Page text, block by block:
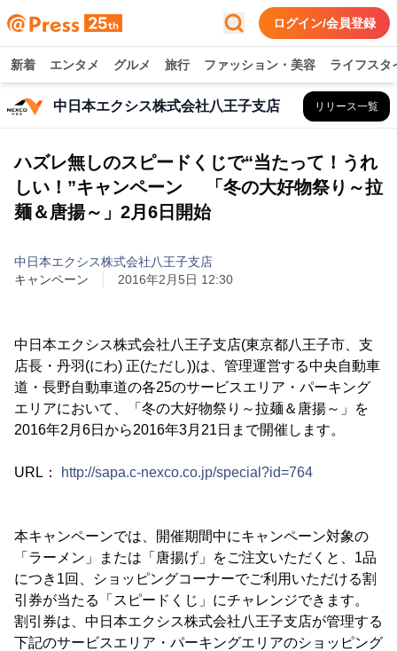
ログイン/会員登録
新着 エンタメ グルメ 旅行 ファッション・美容 ライフスタ
中日本エクシス株式会社八王子支店 リリース一覧
ハズレ無しのスピードくじで“当たって！うれ
しい！”キャンペーン 「冬の大好物祭り～拉
麺＆唐揚～」2月6日開始
中日本エクシス株式会社八王子支店
キャンペーン
2016年2月5日 12:30
中日本エクシス株式会社八王子支店(東京都八王子市、支
店長・丹羽(にわ) 正(ただし))は、管理運営する中央自動車
道・長野自動車道の各25のサービスエリア・パーキング
エリアにおいて、「冬の大好物祭り～拉麺＆唐揚～」を
2016年2月6日から2016年3月21日まで開催します。
URL： http://sapa.c-nexco.co.jp/special?id=764
本キャンペーンでは、開催期間中にキャンペーン対象の
「ラーメン」または「唐揚げ」をご注文いただくと、1品
につき1回、ショッピングコーナーでご利用いただける割
引券が当たる「スピードくじ」にチャレンジできます。
割引券は、中日本エクシス株式会社八王子支店が管理する
下記のサービスエリア・パーキングエリアのショッピング